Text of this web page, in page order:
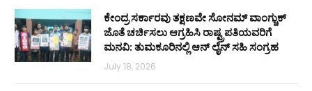
ಕೇಂದ್ರ ಸರ್ಕಾರವು ತಕ್ಷಣವೇ ಸೋನಮ್ ವಾಂಗ್ಚುಕ್
ಜೊತೆ ಚರ್ಚಿಸಲು ಆಗ್ರಹಿಸಿ ರಾಷ್ಟ್ರಪತಿಯವರಿಗೆ
ಮನವಿ: ತುಮಕೂರಿನಲ್ಲಿ ಆನ್‌ ಲೈನ್ ಸಹಿ ಸಂಗ್ರಹ
July 18, 2026